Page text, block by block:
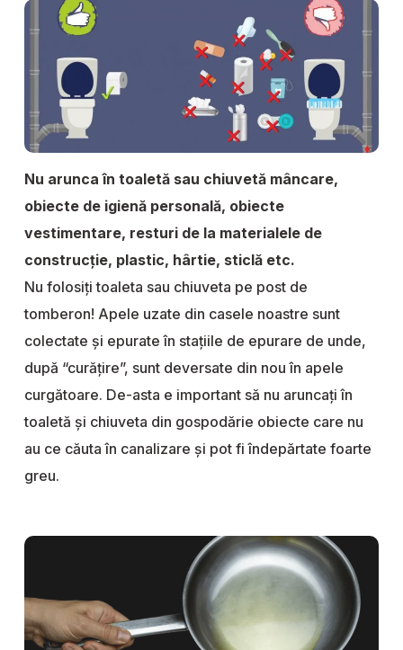
Nu arunca în toaletă sau chiuvetă mâncare,
obiecte de igienă personală, obiecte
vestimentare, resturi de la materialele de
construcție, plastic, hârtie, sticlă etc.
Nu folosiți toaleta sau chiuveta pe post de
tomberon! Apele uzate din casele noastre sunt
colectate și epurate în stațiile de epurare de unde,
după “curățire”, sunt deversate din nou în apele
curgătoare. De-asta e important să nu aruncați în
toaletă și chiuveta din gospodărie obiecte care nu
au ce căuta în canalizare și pot fi îndepărtate foarte
greu.